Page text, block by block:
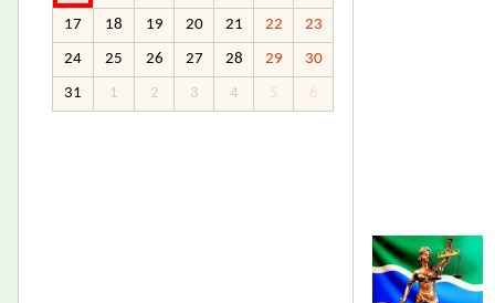
17 18 19 20 21 22 23
24 25 26 27 28 29 30
31 1 2 3 4 5 6